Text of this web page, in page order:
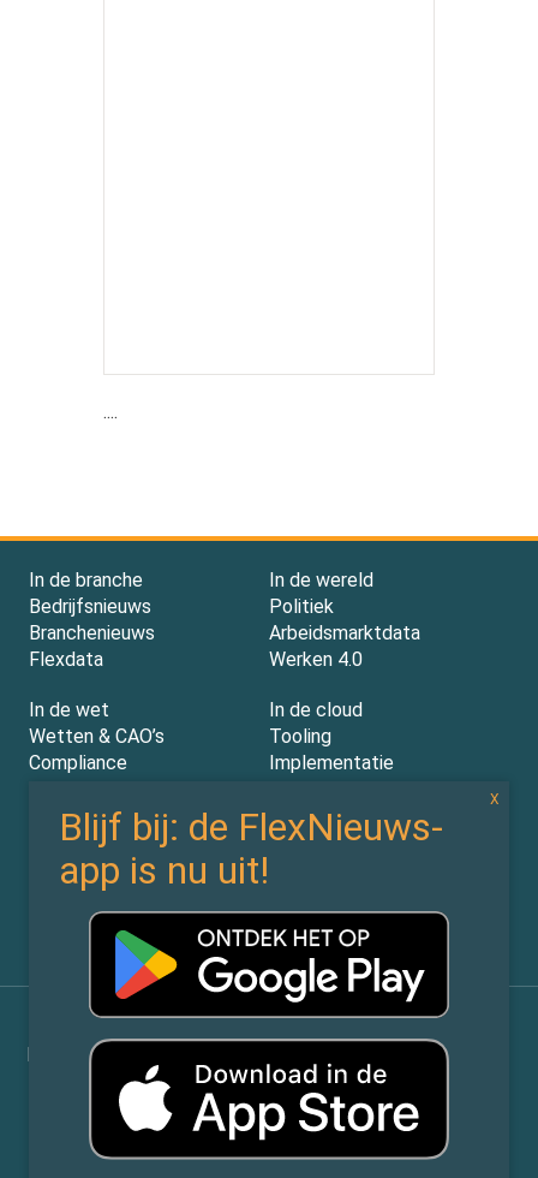
....
In de branche
Bedrijfsnieuws
Branchenieuws
Flexdata
In de wereld
Politiek
Arbeidsmarktdata
Werken 4.0
In de wet
Wetten & CAO’s
Compliance
In de cloud
Tooling
Implementatie
Experts
Partners
Vacatures
Nieuwsbrief
Privacy Statement
Flexnieuws.nl